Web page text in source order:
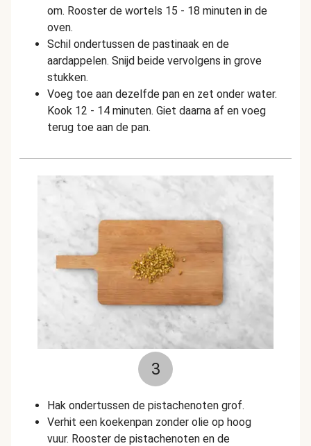
om. Rooster de wortels 15 - 18 minuten in de
oven.
Schil ondertussen de pastinaak en de
aardappelen. Snijd beide vervolgens in grove
stukken.
Voeg toe aan dezelfde pan en zet onder water.
Kook 12 - 14 minuten. Giet daarna af en voeg
terug toe aan de pan.
3
Hak ondertussen de pistachenoten grof.
Verhit een koekenpan zonder olie op hoog
vuur. Rooster de pistachenoten en de